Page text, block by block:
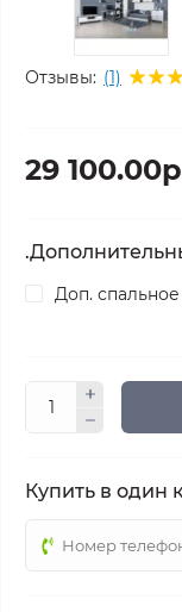
Отзывы: (1)
29
Доп.
Купить в один